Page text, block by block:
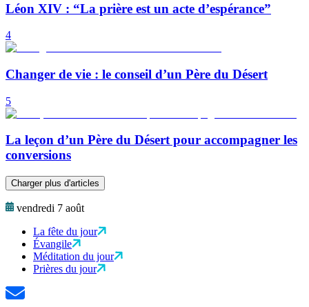
Léon XIV : “La prière est un acte d’espérance”
4
Changer de vie : le conseil d’un Père du Désert
5
La leçon d’un Père du Désert pour accompagner les
conversions
Charger plus d'articles
vendredi 7 août
La fête du jour
Évangile
Méditation du jour
Prières du jour